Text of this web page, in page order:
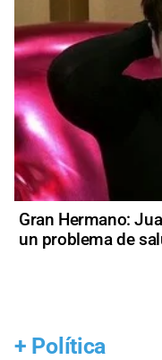
Gran Hermano:
un problema de
+ Política